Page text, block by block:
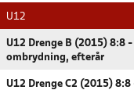
U12
U12 Drenge B (2015) 8:8
ombrydning, efterår
U12 Drenge C2 (2015)